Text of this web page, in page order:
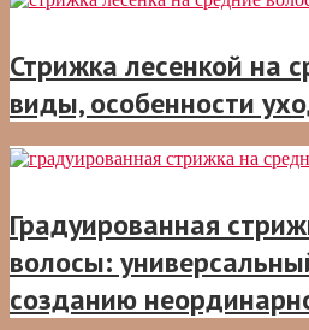
Стрижка лесенкой на
виды, особенности
Градуированная
волосы:
созданию